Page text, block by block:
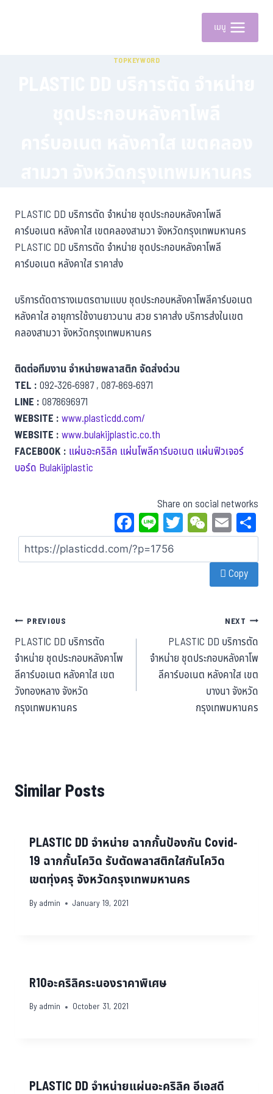
เมนู
TOPKEYWORD
PLASTIC DD บริการตัด จำหน่าย ชุดประกอบหลังคาโพลี
คาร์บอเนต หลังคาใส เขตคลองสามวา จังหวัดกรุงเทพมหานคร
PLASTIC DD บริการตัด จำหน่าย ชุดประกอบหลังคาโพลี
คาร์บอเนต หลังคาใส ราคาส่ง
บริการตัดตารางเมตรตามแบบ ชุดประกอบหลังคาโพลีคาร์บอเนต
หลังคาใส อายุการใช้งานยาวนาน สวย ราคาส่ง บริการส่งในเขต
คลองสามวา จังหวัดกรุงเทพมหานคร
ติดต่อทีมงาน จำหน่ายพลาสติก จัดส่งด่วน
TEL :092-326-6987 , 087-869-6971
LINE :0878696971
WEBSITE :www.plasticdd.com/
WEBSITE :www.bulakijplastic.co.th
FACEBOOK : แผ่นอะคริลิค แผ่นโพลีคาร์บอเนต แผ่นฟิวเจอร์
บอร์ด Bulakijplastic
Share on social networks
Fa
ce
bo
Li
ne
T
wi
tt
W
eC
ha
t
E
m
ail
Copy
PREVIOUS
PLASTIC DD บริการตัด
จำหน่าย ชุดประกอบหลังคาโพ
ลีคาร์บอเนต หลังคาใส เขต
วังทองหลาง จังหวัด
กรุงเทพมหานคร
NEXT
PLASTIC DD บริการตัด
จำหน่าย ชุดประกอบหลังคาโพ
ลีคาร์บอเนต หลังคาใส เขต
บางนา จังหวัด
กรุงเทพมหานคร
Similar Posts
PLASTIC DD จำหน่าย ฉากกั้นป้องกัน Covid-
19 ฉากกั้นโควิด รับตัดพลาสติกใสกันโควิด
เขตทุ่งครุ จังหวัดกรุงเทพมหานคร
By admin January 19, 2021
R10อะคริลิคระนองราคาพิเศษ
By admin October 31, 2021
PLASTIC DD จำหน่ายแผ่นอะคริลิค อีเอสดี